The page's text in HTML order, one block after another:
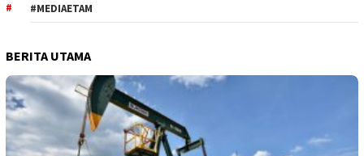
#MEDIAETAM
BERITA UTAMA